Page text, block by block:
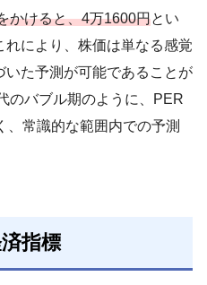
かけると、4万1600円とい
れにより、株価は単なる感覚
た予測が可能であることが
のバブル期のように、PER
、常識的な範囲内での予測
指標